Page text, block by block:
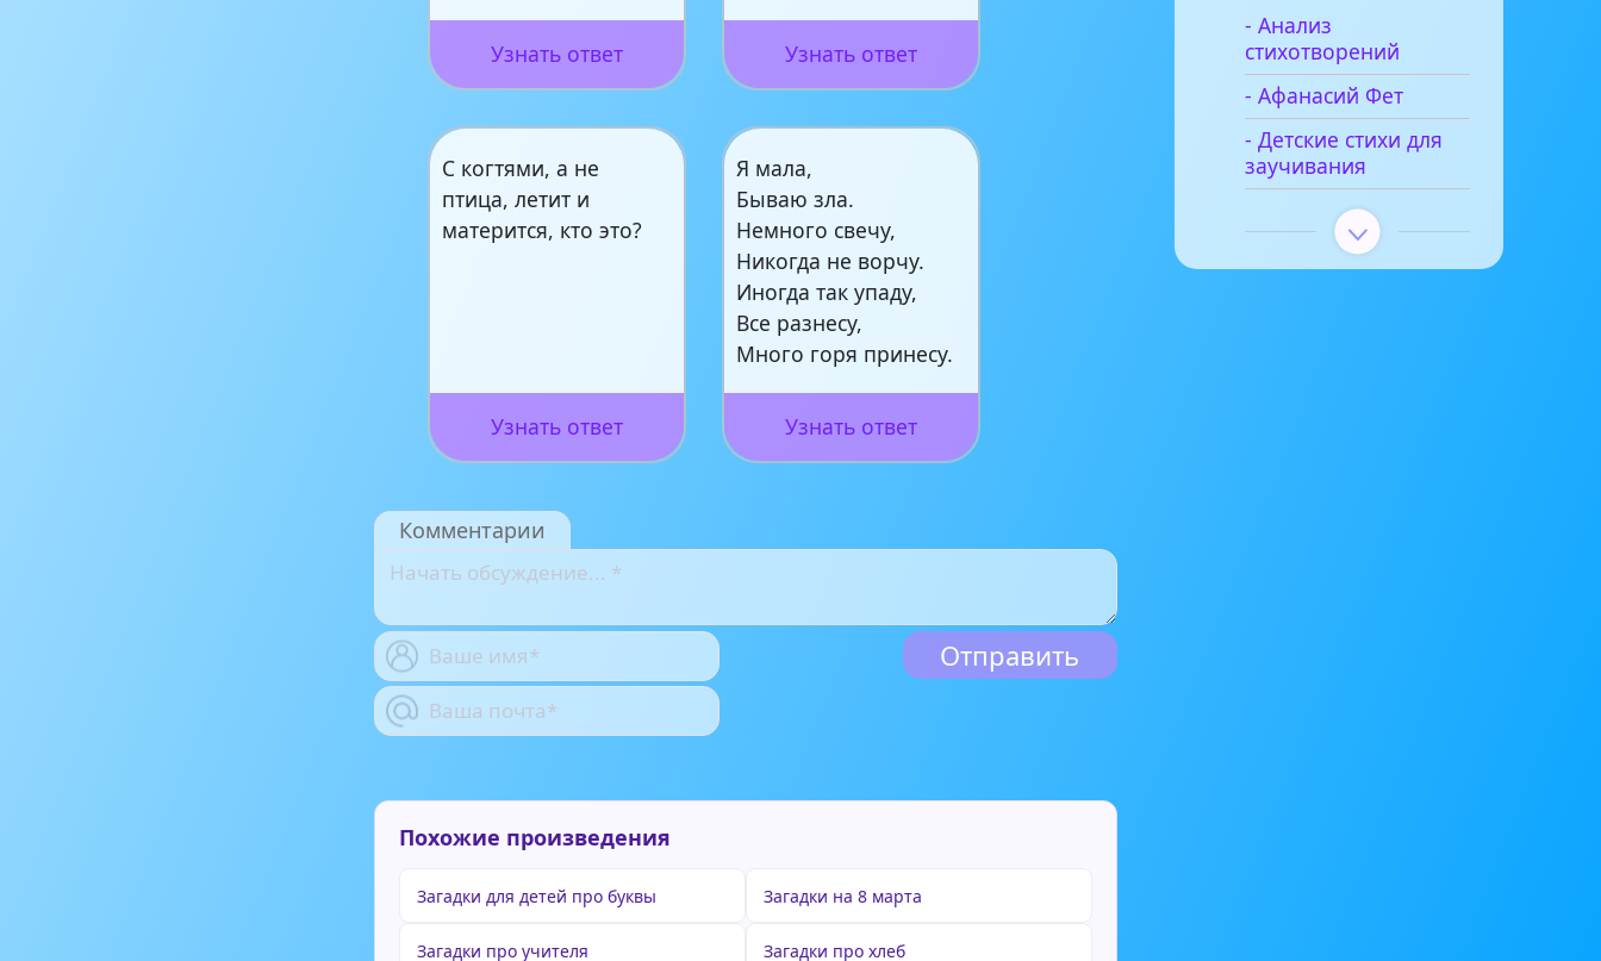
Узнать ответ Узнать ответ
С когтями, а не
птица, летит и
матерится, кто это?
Узнать ответ
Я мала,
Бываю зла.
Немного свечу,
Никогда не ворчу.
Иногда так упаду,
Все разнесу,
Много горя принесу.
Узнать ответ
Комментарии
Похожие произведения
Загадки для детей про буквы Загадки на 8 марта
Загадки про учителя Загадки про хлеб
- Анализ
стихотворений
- Афанасий Фет
- Детские стихи для
заучивания